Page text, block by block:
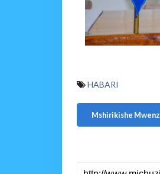
HABARI
Mshirikishe